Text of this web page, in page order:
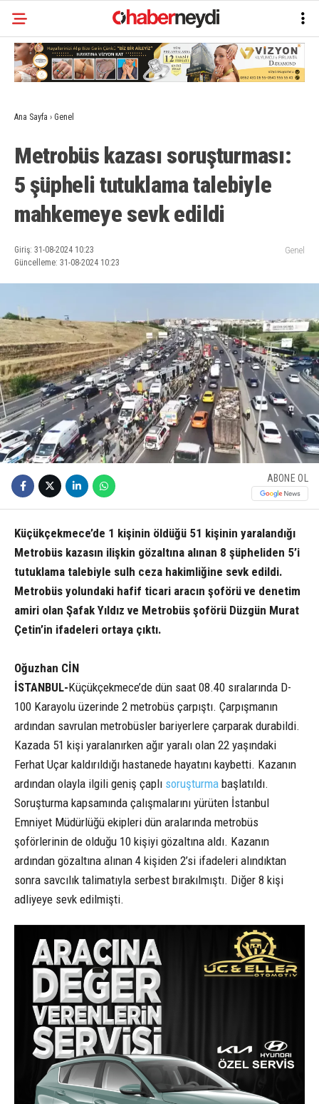
Ana Sayfa › Genel
Metrobüs kazası soruşturması:
5 şüpheli tutuklama talebiyle
mahkemeye sevk edildi
Giriş: 31-08-2024 10:23
Güncelleme: 31-08-2024 10:23
Genel
ABONE OL
Küçükçekmece’de 1 kişinin öldüğü 51 kişinin yaralandığı
Metrobüs kazasın ilişkin gözaltına alınan 8 şüpheliden 5’i
tutuklama talebiyle sulh ceza hakimliğine sevk edildi.
Metrobüs yolundaki hafif ticari aracın şoförü ve denetim
amiri olan Şafak Yıldız ve Metrobüs şoförü Düzgün Murat
Çetin’in ifadeleri ortaya çıktı.
Oğuzhan CİN
İSTANBUL-Küçükçekmece’de dün saat 08.40 sıralarında D-
100 Karayolu üzerinde 2 metrobüs çarpıştı. Çarpışmanın
ardından savrulan metrobüsler bariyerlere çarparak durabildi.
Kazada 51 kişi yaralanırken ağır yaralı olan 22 yaşındaki
Ferhat Uçar kaldırıldığı hastanede hayatını kaybetti. Kazanın
ardından olayla ilgili geniş çaplı soruşturma başlatıldı.
Soruşturma kapsamında çalışmalarını yürüten İstanbul
Emniyet Müdürlüğü ekipleri dün aralarında metrobüs
şoförlerinin de olduğu 10 kişiyi gözaltına aldı. Kazanın
ardından gözaltına alınan 4 kişiden 2’si ifadeleri alındıktan
sonra savcılık talimatıyla serbest bırakılmıştı. Diğer 8 kişi
adliyeye sevk edilmişti.